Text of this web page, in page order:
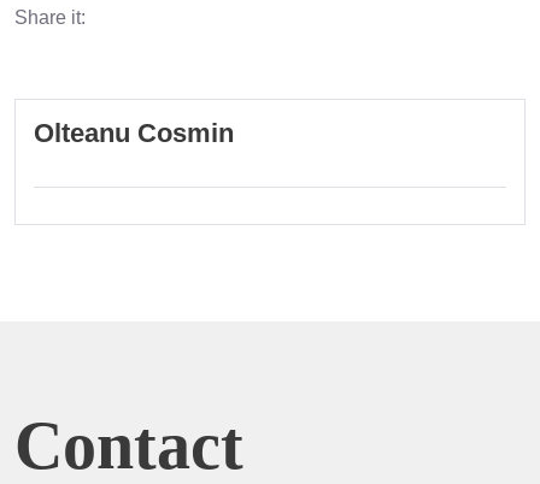
Share it:
Olteanu Cosmin
Contact